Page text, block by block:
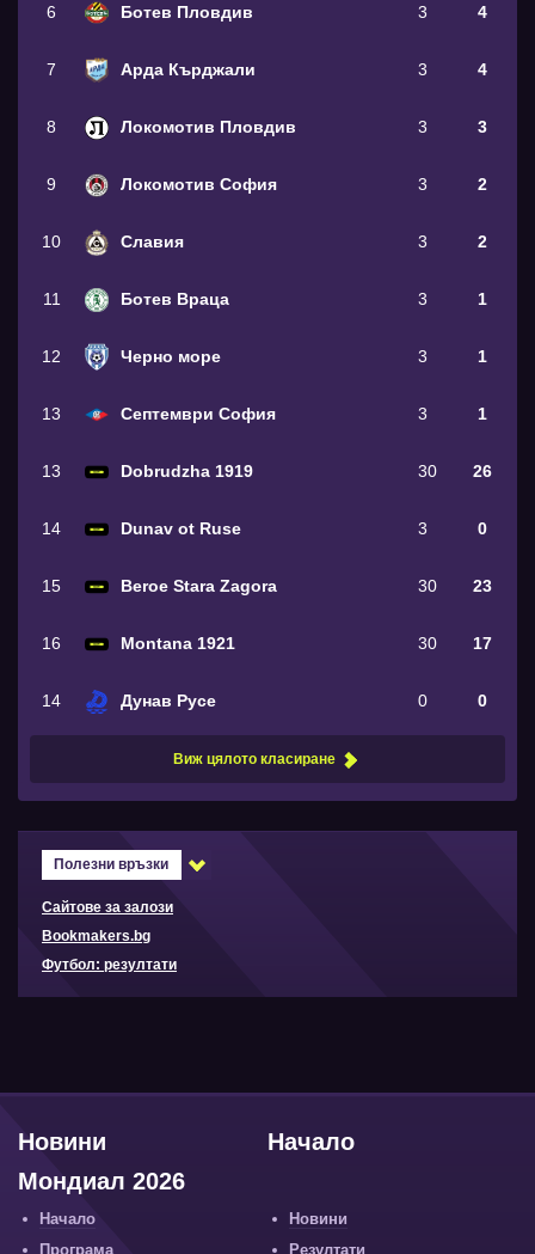
6 Ботев Пловдив 3 4
7 Арда Кърджали 3 4
8 Локомотив Пловдив 3 3
9 Локомотив София 3 2
10 Славия 3 2
11 Ботев Враца 3 1
12 Черно море 3 1
13 Септември София 3 1
13 Dobrudzha 1919 30 26
14 Dunav ot Ruse 3 0
15 Beroe Stara Zagora 30 23
16 Montana 1921 30 17
14 Дунав Русе 0 0
Виж цялото класиране
Полезни връзки
Сайтове за залози
Bookmakers.bg
Футбол: резултати
Начало
Новини
Мондиал 2026
Начало
Новини
Програма
Резултати